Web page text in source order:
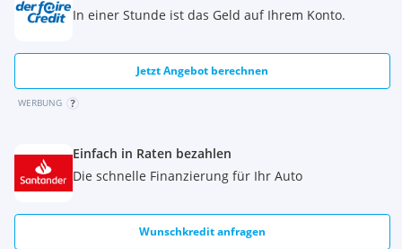
Eingabefehler vorbehalten. Ihr Team der Autohaus HÖSCH
GmbH.
• Sie sind KFZ-Techniker/in (w/m/d) und wollen Teil eines
ganz besonderen Teams werden? Unsere klimatisierten
In einer Stunde ist das Geld auf Ihrem Konto.
Jetzt Angebot berechnen
WERBUNG
Einfach in Raten bezahlen
Die schnelle Finanzierung für Ihr Auto
Wunschkredit anfragen